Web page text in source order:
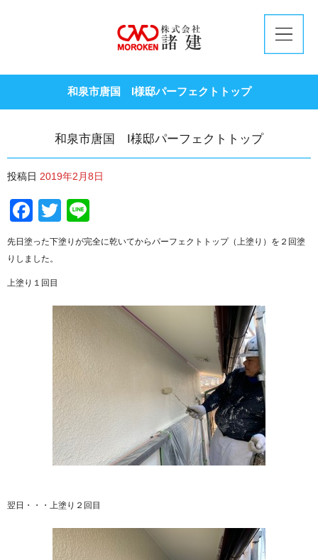
和泉市唐国 I様邸パーフェクトトップ
和泉市唐国 I様邸パーフェクトトップ
投稿日 2019年2月8日
Facebook
Twitter
先日塗った下塗りが完全に乾いてからパーフェクトトップ（上塗り）を２回塗
りしました。
上塗り１回目
翌日・・・上塗り２回目